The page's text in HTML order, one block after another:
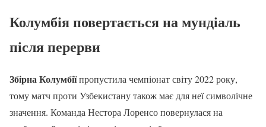
Колумбія повертається на мундіаль
після перерви
Збірна Колумбіїпропустила чемпіонат світу 2022 року,
тому матч проти Узбекистану також має для неї символічне
значення. Команда Нестора Лоренсо повернулася на